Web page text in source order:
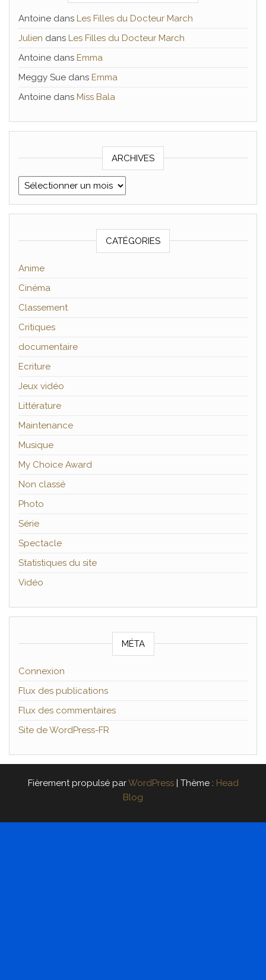
Antoine dans Les Filles du Docteur March
Julien dans Les Filles du Docteur March
Antoine dans Emma
Meggy Sue dans Emma
Antoine dans Miss Bala
ARCHIVES
Archives
CATÉGORIES
Anime
Cinéma
Classement
Critiques
documentaire
Ecriture
Jeux vidéo
Littérature
Maintenance
Musique
My Choice Award
Non classé
Photo
Série
Spectacle
Statistiques du site
Vidéo
MÉTA
Connexion
Flux des publications
Flux des commentaires
Site de WordPress-FR
Fièrement propulsé parWordPress | Thème : Head
Blog